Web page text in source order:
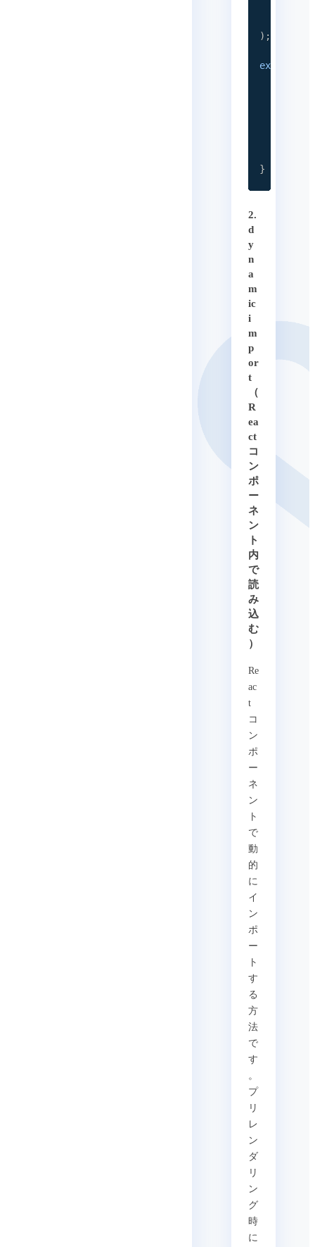
) ;
export
}
2.
d
y
n
a
m
ic
i
m
p
or
t
（
R
ea
ct
コ
ン
ポ
ー
ネ
ン
ト
内
で
読
み
込
む
）
Re
ac
t
コ
ン
ポ
ー
ネ
ン
ト
で
動
的
に
イ
ン
ポ
ー
ト
す
る
方
法
で
す
。
プ
リ
レ
ン
ダ
リ
ン
グ
時
に